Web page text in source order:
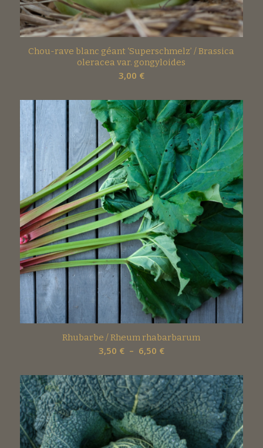
Chou-rave blanc géant ‘Superschmelz’ / Brassica
oleracea var. gongyloides
3,00 €
Rhubarbe / Rheum rhabarbarum
3,50 € – 6,50 €Plage
prix :
3,50 €
à
6,50 €